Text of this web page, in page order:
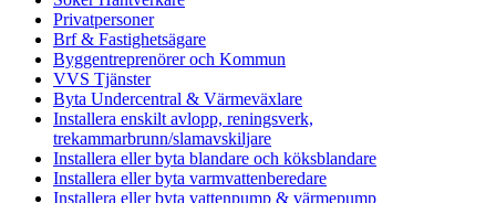
Privatpersoner
Brf & Fastighetsägare
Byggentreprenörer och Kommun
VVS Tjänster
Byta Undercentral & Värmeväxlare
Installera enskilt avlopp, reningsverk,
trekammarbrunn/slamavskiljare
Installera eller byta blandare och köksblandare
Installera eller byta varmvattenberedare
Installera eller byta vattenpump & värmepump